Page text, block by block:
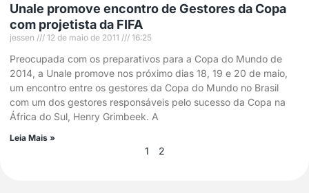
Unale promove encontro de Gestores da Copa
com projetista da FIFA
jessen 12 de maio de 2011 16:25
Preocupada com os preparativos para a Copa do Mundo de
2014, a Unale promove nos próximo dias 18, 19 e 20 de maio,
um encontro entre os gestores da Copa do Mundo no Brasil
com um dos gestores responsáveis pelo sucesso da Copa na
África do Sul, Henry Grimbeek. A
Leia Mais »
1 2